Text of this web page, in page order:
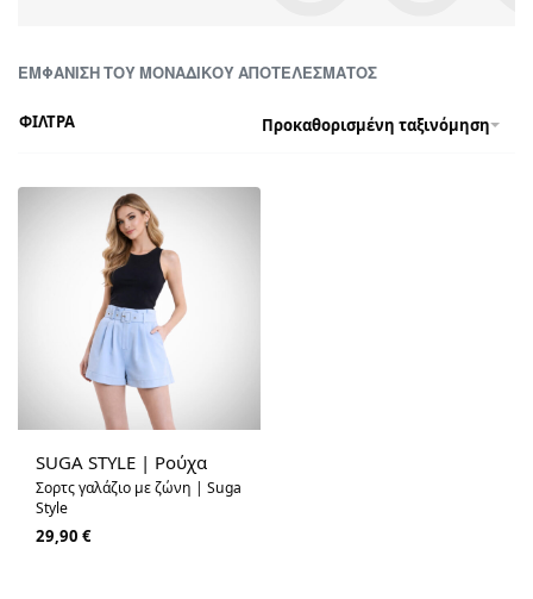
ΕΜΦΆΝΙΣΗ ΤΟΥ ΜΟΝΑΔΙΚΟΎ ΑΠΟΤΕΛΈΣΜΑΤΟΣ
Προκαθορισμένη ταξινόμηση
ΦΙΛΤΡΑ
SUGA STYLE | Ρούχα
Σορτς γαλάζιο με ζώνη | Suga
Style
29,90 €